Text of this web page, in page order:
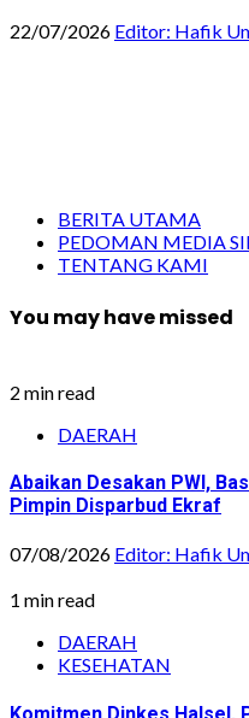
22/07/2026 Editor: Hafik
BERITA UTAMA
PEDOMAN MEDIA
TENTANG KAMI
You may have missed
2 min read
DAERAH
Abaikan Desakan PWI,
Pimpin Disparbud Ekraf
07/08/2026 Editor: Hafik
1 min read
DAERAH
KESEHATAN
Komitmen Dinkes Halsel,